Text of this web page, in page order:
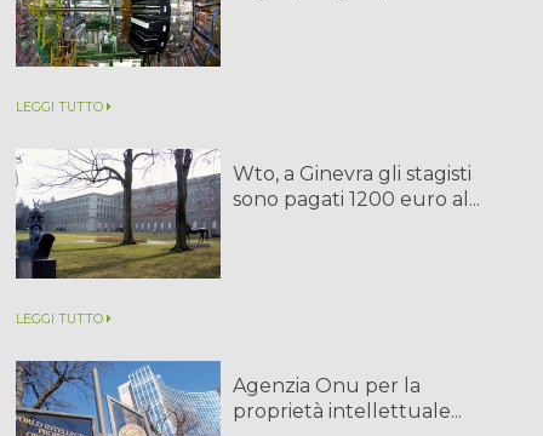
LEGGI TUTTO
Wto, a Ginevra gli stagisti
sono pagati 1200 euro al...
LEGGI TUTTO
Agenzia Onu per la
proprietà intellettuale...